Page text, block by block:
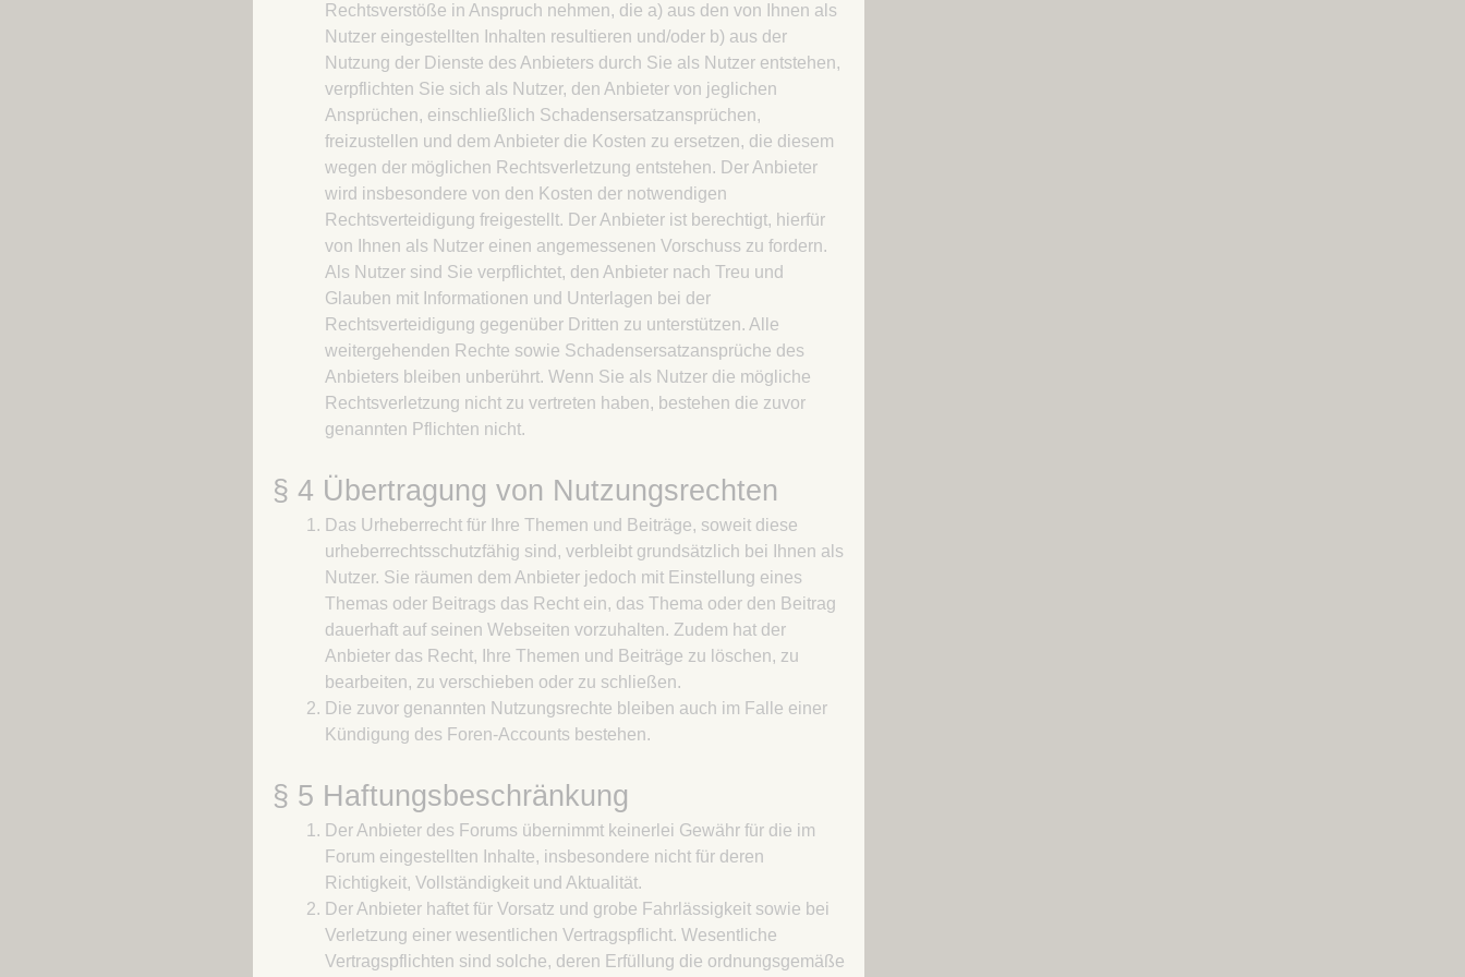
Rechtsverstöße in Anspruch nehmen, die a) aus den von Ihnen als
Nutzer eingestellten Inhalten resultieren und/oder b) aus der
Nutzung der Dienste des Anbieters durch Sie als Nutzer entstehen,
verpflichten Sie sich als Nutzer, den Anbieter von jeglichen
Ansprüchen, einschließlich Schadensersatzansprüchen,
freizustellen und dem Anbieter die Kosten zu ersetzen, die diesem
wegen der möglichen Rechtsverletzung entstehen. Der Anbieter
wird insbesondere von den Kosten der notwendigen
Rechtsverteidigung freigestellt. Der Anbieter ist berechtigt, hierfür
von Ihnen als Nutzer einen angemessenen Vorschuss zu fordern.
Als Nutzer sind Sie verpflichtet, den Anbieter nach Treu und
Glauben mit Informationen und Unterlagen bei der
Rechtsverteidigung gegenüber Dritten zu unterstützen. Alle
weitergehenden Rechte sowie Schadensersatzansprüche des
Anbieters bleiben unberührt. Wenn Sie als Nutzer die mögliche
Rechtsverletzung nicht zu vertreten haben, bestehen die zuvor
genannten Pflichten nicht.
§ 4 Übertragung von Nutzungsrechten
Das Urheberrecht für Ihre Themen und Beiträge, soweit diese
urheberrechtsschutzfähig sind, verbleibt grundsätzlich bei Ihnen als
Nutzer. Sie räumen dem Anbieter jedoch mit Einstellung eines
Themas oder Beitrags das Recht ein, das Thema oder den Beitrag
dauerhaft auf seinen Webseiten vorzuhalten. Zudem hat der
Anbieter das Recht, Ihre Themen und Beiträge zu löschen, zu
bearbeiten, zu verschieben oder zu schließen.
Die zuvor genannten Nutzungsrechte bleiben auch im Falle einer
Kündigung des Foren-Accounts bestehen.
§ 5 Haftungsbeschränkung
Der Anbieter des Forums übernimmt keinerlei Gewähr für die im
Forum eingestellten Inhalte, insbesondere nicht für deren
Richtigkeit, Vollständigkeit und Aktualität.
Der Anbieter haftet für Vorsatz und grobe Fahrlässigkeit sowie bei
Verletzung einer wesentlichen Vertragspflicht. Wesentliche
Vertragspflichten sind solche, deren Erfüllung die ordnungsgemäße